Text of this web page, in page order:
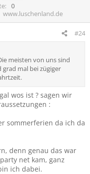
0
www.luschenland.de
#24
meisten von uns sind
mal bei zügiger
wos ist ? sagen wir
:
sommerferien da ich da
denn genau das war
net kam, ganz
ich dabei.